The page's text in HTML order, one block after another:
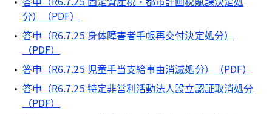
分）（PDF）
答申（R6.7.25 身体障害者手帳再交付決定処分）
（PDF）
答申（R6.7.25 児童手当支給事由消滅処分）（PDF）
答申（R6.7.25 特定非営利活動法人設立認証取消処分
（PDF）